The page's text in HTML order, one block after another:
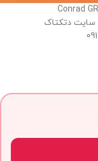
سایت دتکتاک